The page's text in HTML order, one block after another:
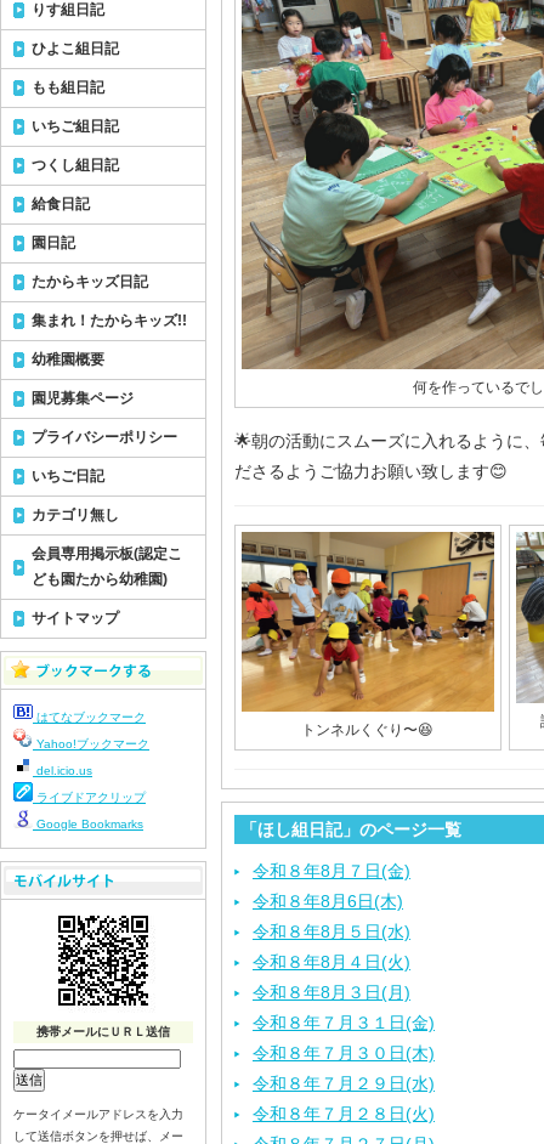
何を作っているでし
🌟朝の活動にスムーズに入れるように
ださるようご協力お願い致します😊
トンネルくぐり〜😆
「ほし組日記」のページ一覧
令和８年8月７日(金)
令和８年8月6日(木)
令和８年8月５日(水)
令和８年8月４日(火)
令和８年8月３日(月)
令和８年７月３１日(金)
令和８年７月３０日(木)
令和８年７月２９日(水)
令和８年７月２８日(火)
りす組日記
ひよこ組日記
もも組日記
いちご組日記
つくし組日記
給食日記
園日記
たからキッズ日記
集まれ！たからキッズ!!
幼稚園概要
園児募集ページ
プライバシーポリシー
いちご日記
カテゴリ無し
会員専用掲示板(認定こ
ども園たから幼稚園)
サイトマップ
はてなブックマーク
Yahoo!ブックマーク
del.icio.us
ライブドアクリップ
Google Bookmarks
携帯メールにＵＲＬ送信
ケータイメールアドレスを入力
して送信ボタンを押せば、メー